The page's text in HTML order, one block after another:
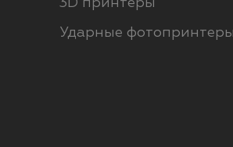
3D принтеры
Ударные фотопринтеры